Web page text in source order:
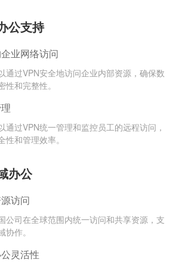
公支持
业网络访问
通过VPN安全地访问企业内部资源，确保数
性和完整性。
通过VPN统一管理和监控员工的远程访问，
性和管理效率。
办公
访问
公司在全球范围内统一访问和共享资源，支
协作。
灵活性